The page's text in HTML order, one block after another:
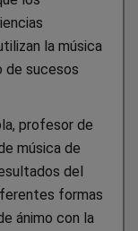
la música
de sucesos
profesor de
música de
del
formas
ánimo con la